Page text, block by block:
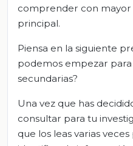
comprender con mayor
principal.
Piensa en la siguiente
podemos empezar para
secundarias?
Una vez que has
consultar para tu
que los leas varias